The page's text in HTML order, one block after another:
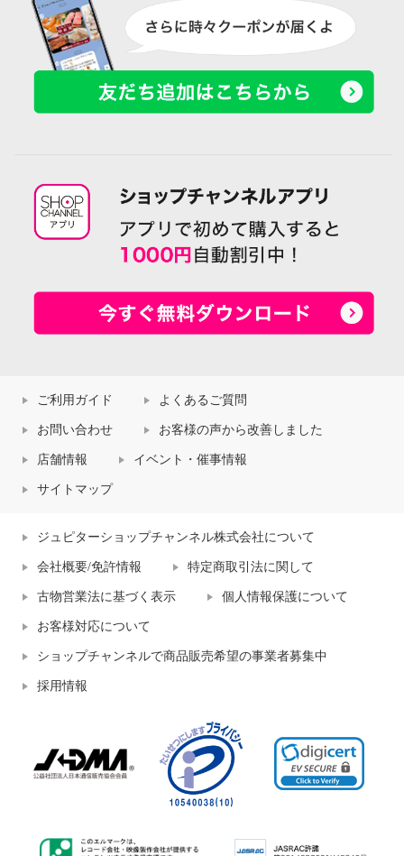
ご利用ガイド よくあるご質問
お問い合わせ お客様の声から改善しました
店舗情報 イベント・催事情報
サイトマップ
ジュピターショップチャンネル株式会社について
会社概要/免許情報 特定商取引法に関して
古物営業法に基づく表示 個人情報保護について
お客様対応について
ショップチャンネルで商品販売希望の事業者募集中
採用情報